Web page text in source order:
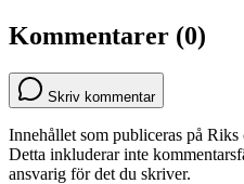
Kommentarer (0)
Skriv kommentar
Innehållet som publiceras på
Detta inkluderar inte
ansvarig för det du skriver.